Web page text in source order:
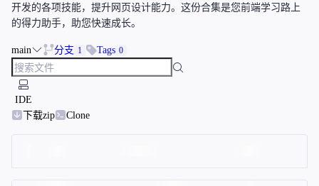
开发的各项技能，提升网页设计能力。这份合集是您前端学习路上
的得力助手，助您快速成长。
main 分支 1 Tags 0
IDE
下载zip
Clone